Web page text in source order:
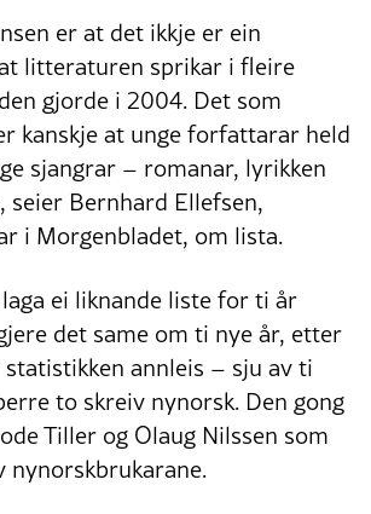
er at det ikkje er ein
litteraturen sprikar i fleire
gjorde i 2004. Det som
kanskje at unge forfattarar held
sjangrar – romanar, lyrikken
seier Bernhard Ellefsen,
i Morgenbladet, om lista.
ei liknande liste for ti år
det same om ti nye år, etter
statistikken annleis – sju av ti
to skreiv nynorsk. Den gong
Tiller og Olaug Nilssen som
nynorskbrukarane.